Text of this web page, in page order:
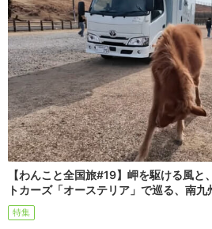
【わんこと全国旅#19】岬を駆ける風と
トカーズ「オーステリア」で巡る、南
特集